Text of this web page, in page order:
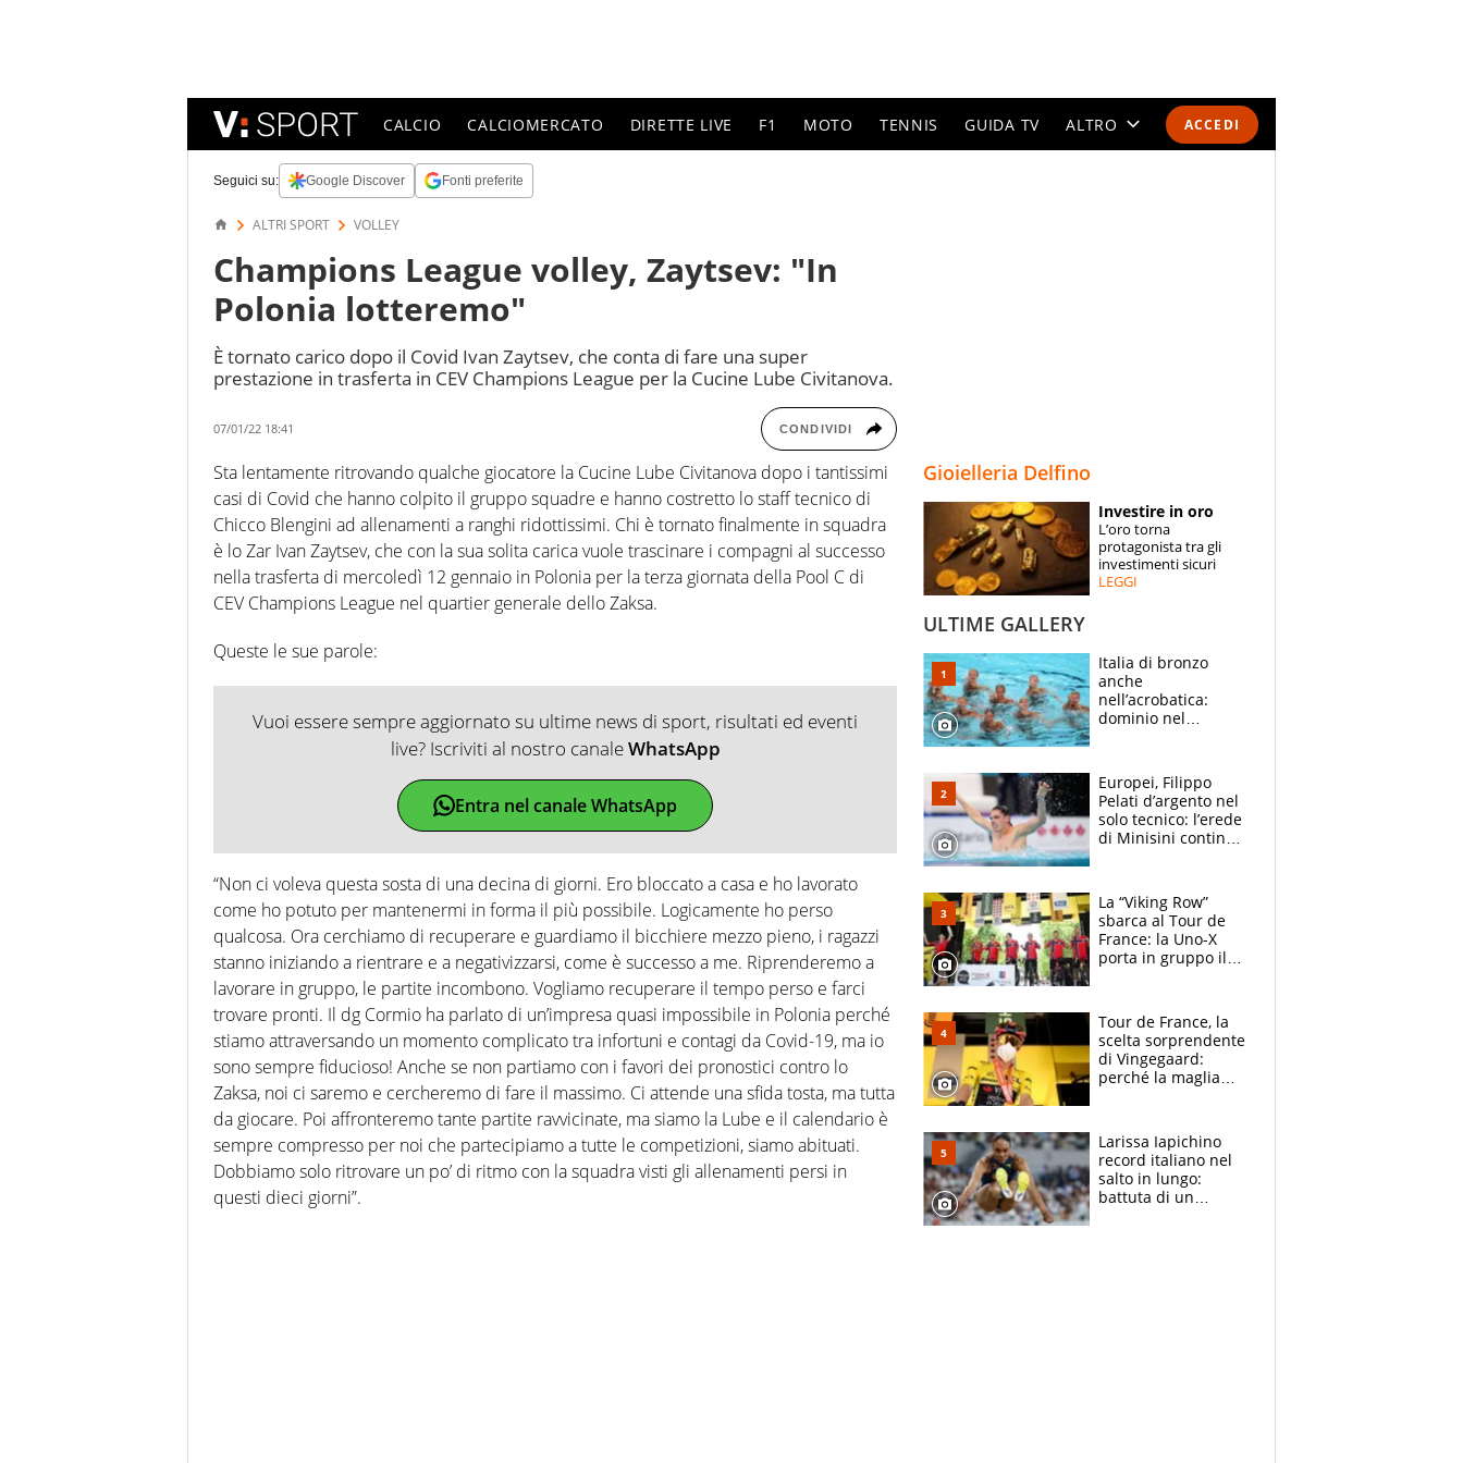
ACCEDI
CALCIO CALCIOMERCATO DIRETTE LIVE F1 MOTO TENNIS GUIDA TV ALTRO
SPECIALI
ESPERTI
Seguici su: Google Discover Fonti preferite
ALTRI SPORT VOLLEY
Champions League volley, Zaytsev: "In
Polonia lotteremo"
È tornato carico dopo il Covid Ivan Zaytsev, che conta di fare una super
prestazione in trasferta in CEV Champions League per la Cucine Lube Civitanova.
07/01/22 18:41 CONDIVIDI
Sta lentamente ritrovando qualche giocatore la Cucine Lube Civitanova dopo i tantissimi
casi di Covid che hanno colpito il gruppo squadre e hanno costretto lo staff tecnico di
Chicco Blengini ad allenamenti a ranghi ridottissimi. Chi è tornato finalmente in squadra
è lo Zar Ivan Zaytsev, che con la sua solita carica vuole trascinare i compagni al successo
nella trasferta di mercoledì 12 gennaio in Polonia per la terza giornata della Pool C di
CEV Champions League nel quartier generale dello Zaksa.
Queste le sue parole:
Vuoi essere sempre aggiornato su ultime news di sport, risultati ed eventi
live? Iscriviti al nostro canaleWhatsApp
Entra nel canale WhatsApp
“Non ci voleva questa sosta di una decina di giorni. Ero bloccato a casa e ho lavorato
come ho potuto per mantenermi in forma il più possibile. Logicamente ho perso
qualcosa. Ora cerchiamo di recuperare e guardiamo il bicchiere mezzo pieno, i ragazzi
stanno iniziando a rientrare e a negativizzarsi, come è successo a me. Riprenderemo a
lavorare in gruppo, le partite incombono. Vogliamo recuperare il tempo perso e farci
trovare pronti. Il dg Cormio ha parlato di un’impresa quasi impossibile in Polonia perché
stiamo attraversando un momento complicato tra infortuni e contagi da Covid-19, ma io
sono sempre fiducioso! Anche se non partiamo con i favori dei pronostici contro lo
Zaksa, noi ci saremo e cercheremo di fare il massimo. Ci attende una sfida tosta, ma tutta
da giocare. Poi affronteremo tante partite ravvicinate, ma siamo la Lube e il calendario è
sempre compresso per noi che partecipiamo a tutte le competizioni, siamo abituati.
Dobbiamo solo ritrovare un po’ di ritmo con la squadra visti gli allenamenti persi in
questi dieci giorni”.
Gioielleria Delfino
Investire in oro
L’oro torna
protagonista tra gli
investimenti sicuri
LEGGI
ULTIME GALLERY
Italia di bronzo
anche
nell’acrobatica:
dominio nel
e compagni
continuare
Europei, Filippo
Pelati d’argento nel
solo tecnico: l’erede
di Minisini continua
mirino
La “Viking Row”
sbarca al Tour de
France: la Uno-X
porta in gruppo il
compagni
Tour de France, la
scelta sorprendente
di Vingegaard:
perché la maglia
rischio da evitare
Larissa Iapichino
record italiano nel
salto in lungo:
battuta di un